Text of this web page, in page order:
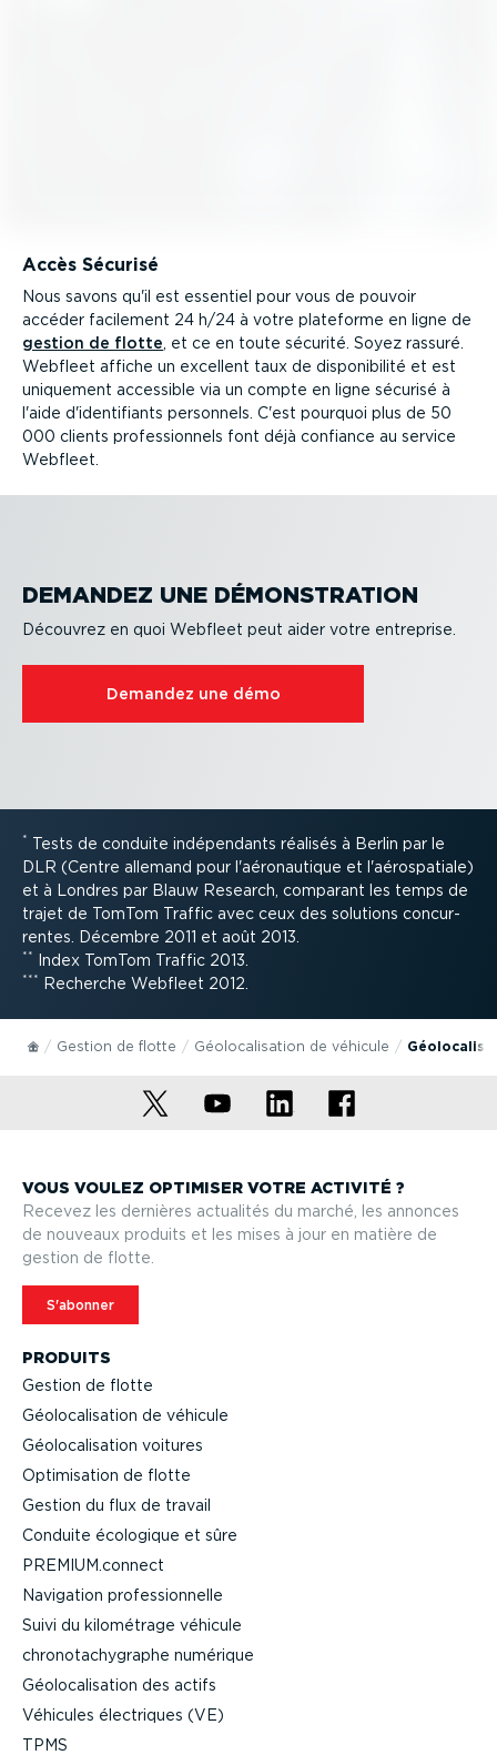
Accès Sécurisé
Nous savons qu'il est essentiel pour vous de pouvoir
accéder facilement 24 h/24 à votre plateforme en ligne de
gestion de flotte, et ce en toute sécurité. Soyez rassuré.
Webfleet affiche un excellent taux de dispo­ni­bilité et est
uniquement accessible via un compte en ligne sécurisé à
l'aide d'identi­fiants personnels. C'est pourquoi plus de 50
000 clients profes­sionnels font déjà confiance au service
Webfleet.
DEMANDEZ UNE DÉMONS­TRATION
Découvrez en quoi Webfleet peut aider votre entreprise.
Demandez une démo
* Tests de conduite indépen­dants réalisés à Berlin par le
DLR (Centre allemand pour l'aéronau­tique et l'aérospa­tiale)
et à Londres par Blauw Research, comparant les temps de
trajet de TomTom Traffic avec ceux des solutions concur­
rentes. Décembre 2011 et août 2013.
** Index TomTom Traffic 2013.
*** Recherche Webfleet 2012.
Gestion de flotte Géolo­ca­li­sation de véhicule
PRODUITS
Gestion de flotte
Géolo­ca­li­sation de véhicule
Géolo­ca­li­sation voitures
Optimi­sation de flotte
Gestion du flux de travail
Conduite écologique et sûre
PREMIUM.connect
Navigation profes­sion­nelle
Suivi du kilométrage véhicule
chrono­ta­chy­graphe numérique
Géolo­ca­li­sation des actifs
Véhicules électriques (VE)
TPMS
VOUS VOULEZ OPTIMISER VOTRE ACTIVITÉ ?
Recevez les dernières actualités du marché, les annonces
de nouveaux produits et les mises à jour en matière de
gestion de flotte.
S'abonner